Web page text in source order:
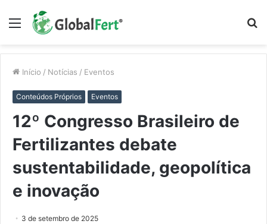
Menu
Início / Notícias / Eventos
Conteúdos Próprios Eventos
12º Congresso Brasileiro de
Fertilizantes debate
sustentabilidade, geopolítica
e inovação
3 de setembro de 2025